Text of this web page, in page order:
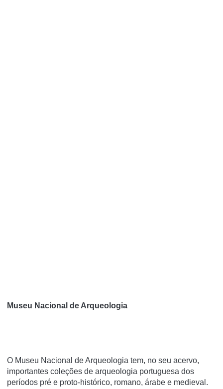
Museu Nacional de Arqueologia
O Museu Nacional de Arqueologia tem, no seu acervo,
importantes coleções de arqueologia portuguesa dos
períodos pré e proto-histórico, romano, árabe e medieval.